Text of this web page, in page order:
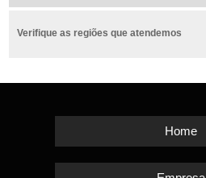
Verifique as regiões que atendemos
Home